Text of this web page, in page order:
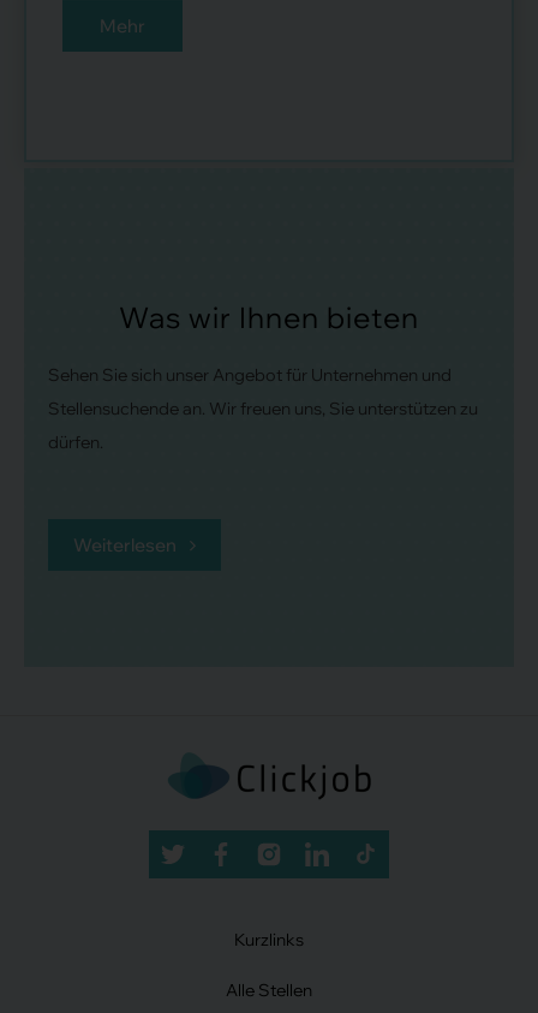
Mehr
Was wir Ihnen bieten
Sehen Sie sich unser Angebot für Unternehmen und
Stellensuchende an. Wir freuen uns, Sie unterstützen zu
dürfen.
Weiterlesen
Kurzlinks
Alle Stellen